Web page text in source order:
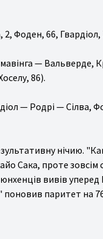
Фоден, 66, Гвардіол,
— Вальверде,
86).
— Родрі — Сілва,
нічию.
Сака, проте зовсім
вивів уперед
паритет на